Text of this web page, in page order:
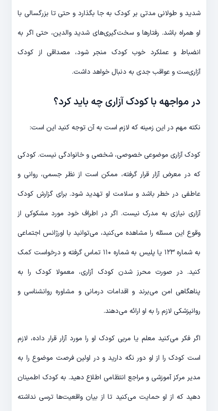
شدید و طولانی مدتی بر کودک به جا بگذارد و حتی تا بزرگسالی با
او همراه باشد. رفتارها و سخت‌گیری‌های شدید والدین، حتی اگر به
انضباط و عملکرد خوب کودک منجر شود، مصداقی از کودک
آزاری‌ست و عواقب جدی به دنبال خواهد داشت.
در مواجهه با کودک آزاری چه باید کرد؟
نکته مهم در این زمینه که لازم است به آن توجه کنید این است:
کودک آزاری موضوعی خصوصی، شخصی و خانوادگی نیست. کودکی
که در معرض آزار قرار گرفته، ممکن است از نظر جسمی، روانی و
عاطفی در خطر باشد و سلامت او تهدید شود. برای گزارش کودک
آزاری نیازی به مدرک نیست. اگر در اطراف خود مورد مشکوکی از
وقوع این مسئله را مشاهده می‌کنید، می‌توانید با اورژانس اجتماعی
به شماره ۱۲۳ یا پلیس به شماره ۱۱۰ تماس گرفته و درخواست کمک
کنید. در صورت محرز شدن کودک آزاری، معمولا کودک را به
پناهگاهی امن می‌برند و اقدامات درمانی و مشاوره روانشناسی و
روانپزشکی لازم را به او ارائه می‌دهند.
اگر فکر می‌کنید معلم یا مربی کودک او را مورد آزار قرار داده، لازم
است کودک را از او دور نگه دارید و در اولین فرصت موضوع را به
مدیر مرکز آموزشی و مراجع انتظامی اطلاع دهید. به کودک اطمینان
دهید که از او حمایت می‌کنید تا از بیان واقعیت‌ها ترسی نداشته